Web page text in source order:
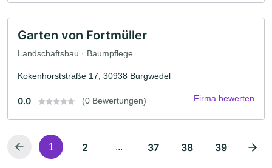
Garten von Fortmüller
Landschaftsbau · Baumpflege
Kokenhorststraße 17, 30938 Burgwedel
0.0 (0 Bewertungen) Firma bewerten
1 2 ... 37 38 39